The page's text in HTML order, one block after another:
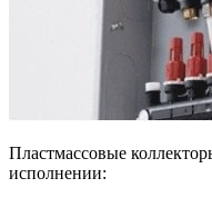
Пластмассовые
исполнении: